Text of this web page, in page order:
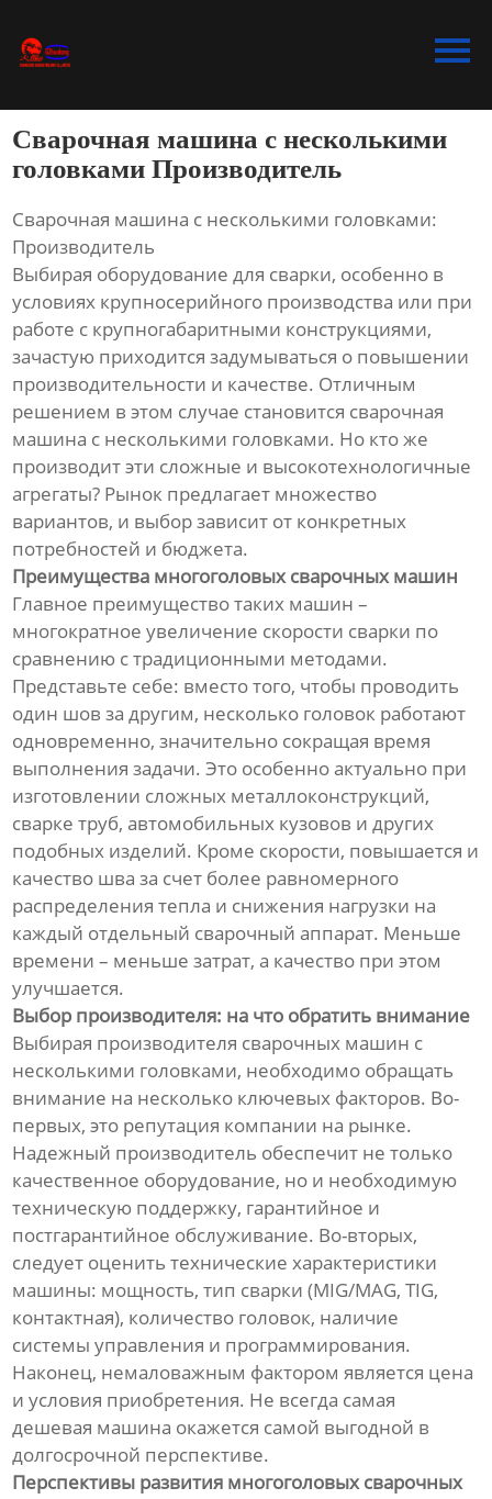
Bидео
О Hас
Контакты
Сварочная машина с несколькими
головками Производитель
Сварочная машина с несколькими головками:
Производитель
Выбирая оборудование для сварки, особенно в
условиях крупносерийного производства или при
работе с крупногабаритными конструкциями,
зачастую приходится задумываться о повышении
производительности и качестве. Отличным
решением в этом случае становится сварочная
машина с несколькими головками. Но кто же
производит эти сложные и высокотехнологичные
агрегаты? Рынок предлагает множество
вариантов, и выбор зависит от конкретных
потребностей и бюджета.
Преимущества многоголовых сварочных машин
Главное преимущество таких машин –
многократное увеличение скорости сварки по
сравнению с традиционными методами.
Представьте себе: вместо того, чтобы проводить
один шов за другим, несколько головок работают
одновременно, значительно сокращая время
выполнения задачи. Это особенно актуально при
изготовлении сложных металлоконструкций,
сварке труб, автомобильных кузовов и других
подобных изделий. Кроме скорости, повышается и
качество шва за счет более равномерного
распределения тепла и снижения нагрузки на
каждый отдельный сварочный аппарат. Меньше
времени – меньше затрат, а качество при этом
улучшается.
Выбор производителя: на что обратить внимание
Выбирая производителя сварочных машин с
несколькими головками, необходимо обращать
внимание на несколько ключевых факторов. Во-
первых, это репутация компании на рынке.
Надежный производитель обеспечит не только
качественное оборудование, но и необходимую
техническую поддержку, гарантийное и
постгарантийное обслуживание. Во-вторых,
следует оценить технические характеристики
машины: мощность, тип сварки (MIG/MAG, TIG,
контактная), количество головок, наличие
системы управления и программирования.
Наконец, немаловажным фактором является цена
и условия приобретения. Не всегда самая
дешевая машина окажется самой выгодной в
долгосрочной перспективе.
Перспективы развития многоголовых сварочных